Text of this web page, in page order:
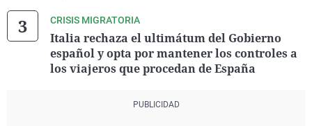
CRISIS MIGRATORIA
Italia rechaza el ultimátum del Gobierno
español y opta por mantener los controles a
los viajeros que procedan de España